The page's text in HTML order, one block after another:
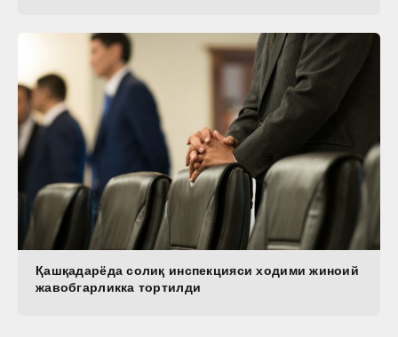
Қашқадарёда солиқ инспекцияси ходими жиноий
жавобгарликка тортилди